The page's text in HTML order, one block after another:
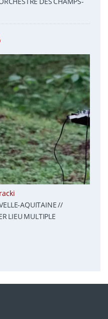
AQUITAINE //
LIEU MULTIPLE